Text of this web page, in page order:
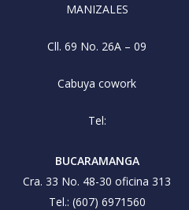
MANIZALES
Cll. 69 No. 26A – 09
Cabuya cowork
Tel:
BUCARAMANGA
Cra. 33 No. 48-30 oficina 313
Tel.: (607) 6971560